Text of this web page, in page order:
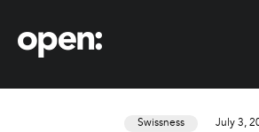
Swissness July 3,